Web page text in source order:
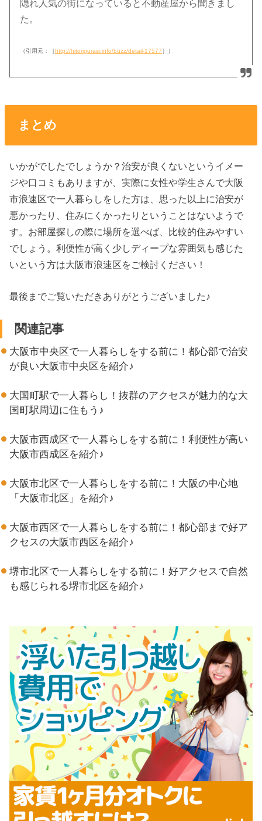
隠れ人気の街になっていると不動産屋から聞きまし
た。
（引用元：［http://hitorigurasi.info/buzz/detail-17577］）
まとめ
いかがでしたでしょうか？治安が良くないというイメー
ジや口コミもありますが、実際に女性や学生さんで大阪
市浪速区で一人暮らしをした方は、思った以上に治安が
悪かったり、住みにくかったりということはないようで
す。お部屋探しの際に場所を選べば、比較的住みやすい
でしょう。利便性が高く少しディープな雰囲気も感じた
いという方は大阪市浪速区をご検討ください！
最後までご覧いただきありがとうございました♪
関連記事
大阪市中央区で一人暮らしをする前に！都心部で治安
が良い大阪市中央区を紹介♪
大国町駅で一人暮らし！抜群のアクセスが魅力的な大
国町駅周辺に住もう♪
大阪市西成区で一人暮らしをする前に！利便性が高い
大阪市西成区を紹介♪
大阪市北区で一人暮らしをする前に！大阪の中心地
「大阪市北区」を紹介♪
大阪市西区で一人暮らしをする前に！都心部まで好ア
クセスの大阪市西区を紹介♪
堺市北区で一人暮らしをする前に！好アクセスで自然
も感じられる堺市北区を紹介♪